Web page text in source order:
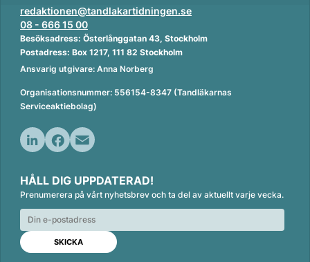
redaktionen@tandlakartidningen.se
08 - 666 15 00
Besöksadress: Österlånggatan 43, Stockholm
Postadress: Box 1217, 111 82 Stockholm
Ansvarig utgivare: Anna Norberg
Organisationsnummer: 556154-8347 (Tandläkarnas
Serviceaktiebolag)
n
k
e
d
n
c
e
b
o
o
k
a
i
l
HÅLL DIG UPPDATERAD!
Prenumerera på vårt nyhetsbrev och ta del av aktuellt varje vecka.